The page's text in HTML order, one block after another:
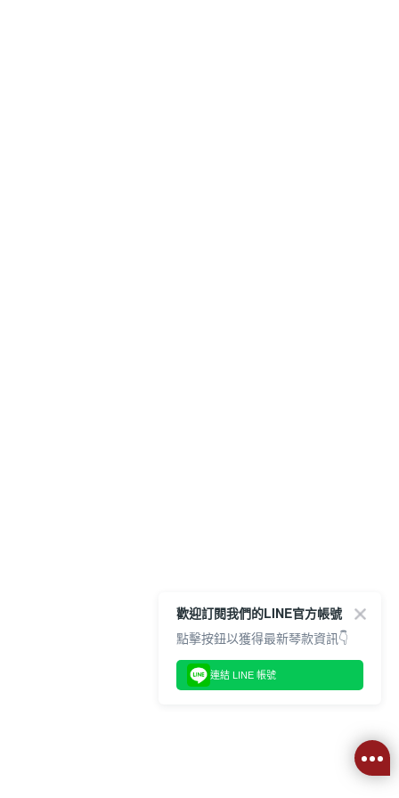
歡迎訂閱我們的LINE官方帳號
點擊按鈕以獲得最新琴款資訊👇
連結 LINE 帳號